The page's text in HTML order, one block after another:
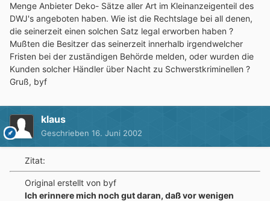
Menge Anbieter Deko- Sätze aller Art im Kleinanzeigenteil des
DWJ's angeboten haben. Wie ist die Rechtslage bei all denen,
die seinerzeit einen solchen Satz legal erworben haben ?
Mußten die Besitzer das seinerzeit innerhalb irgendwelcher
Fristen bei der zuständigen Behörde melden, oder wurden die
Kunden solcher Händler über Nacht zu Schwerstkriminellen ?
Gruß, byf
klaus
Geschrieben 16. Juni 2002
Zitat:
Original erstellt von byf
Ich erinnere mich noch gut daran, daß vor wenigen